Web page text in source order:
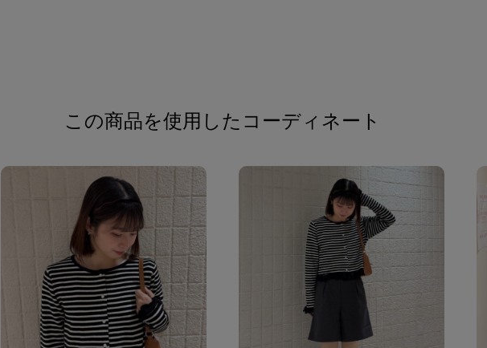
この商品を使用したコーディネート